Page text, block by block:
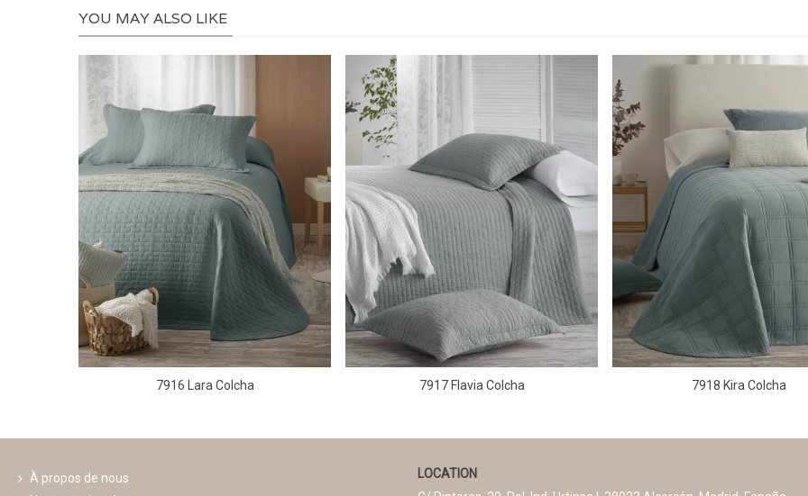
YOU MAY ALSO LIKE
7916 Lara Colcha 7917 Flavia Colcha 7918 Kira Colcha
À propos de nous
LOCATION